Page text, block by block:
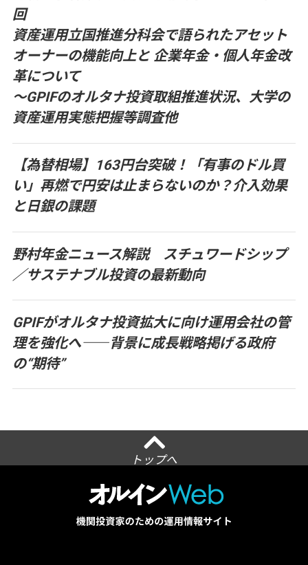
回
資産運用立国推進分科会で語られたアセット
オーナーの機能向上と 企業年金・個人年金改
革について
～GPIFのオルタナ投資取組推進状況、大学の
資産運用実態把握等調査他
【為替相場】163円台突破！「有事のドル買
い」再燃で円安は止まらないのか？介入効果
と日銀の課題
野村年金ニュース解説 スチュワードシップ
／サステナブル投資の最新動向
GPIFがオルタナ投資拡大に向け運用会社の管
理を強化へ――背景に成長戦略掲げる政府
の“期待”
トップへ